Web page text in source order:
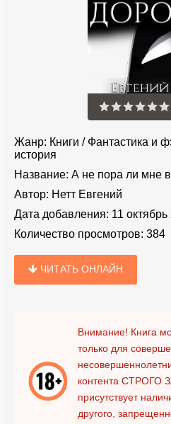
Жанр: Книги / Фантастика и
история
Название: А не пора ли мне
Автор: Нетт Евгений
Дата добавления: 11
Количество просмотров: 384
ЧИТАТЬ ОНЛАЙН
Внимание! Книга
только для
контента СТРОГО
присутствует
другого,